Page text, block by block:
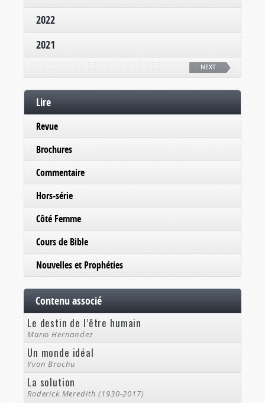
2022
2021
NEXT
Lire
Revue
Brochures
Commentaire
Hors-série
Côté Femme
Cours de Bible
Nouvelles et Prophéties
Contenu associé
Le destin de l’être humain
Mario Hernandez
Un monde idéal
Yvon Brochu
La solution
Roderick Meredith (1930-2017)